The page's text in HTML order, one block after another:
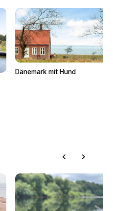
Dänemark mit Hund
chevron_left chevron_right